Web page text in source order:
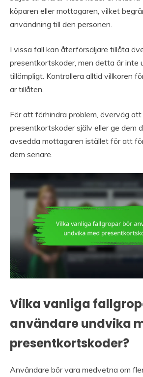
köparen eller mottagaren, vilket
användning till den personen.
I vissa fall kan återförsäljare tillåta
presentkortskoder, men detta är inte
tillämpligt. Kontrollera alltid villkoren
är tillåten.
För att förhindra problem, överväg
presentkortskoder själv eller ge dem
avsedda mottagaren istället för att
dem senare.
Vilka vanliga
användare undvika
presentkortskoder?
Användare bör vara medvetna om